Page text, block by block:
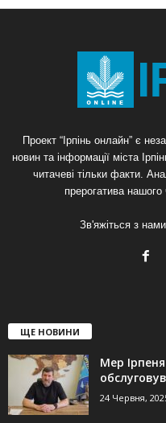
Проект “Ірпінь онлайн” є
новин та інформації міста
читачеві тільки факти.
прерогатива нашого
Зв'яжіться з
ЩЕ НОВИНИ
Мер
24 Червня,